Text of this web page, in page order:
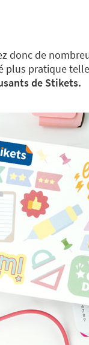
donc de
plus pratique
de Stikets.